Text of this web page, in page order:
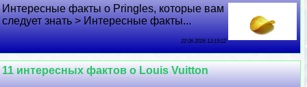
Интересные факты о Pringles, которые вам
следует знать > Интересные факты...
22 06 2026 13:19:12
11 интересных фактов о Louis Vuitton